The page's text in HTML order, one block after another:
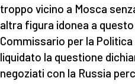
troppo vicino a Mosca
altra figura idonea a
Commissario per la
liquidato la questione
negoziati con la Russia